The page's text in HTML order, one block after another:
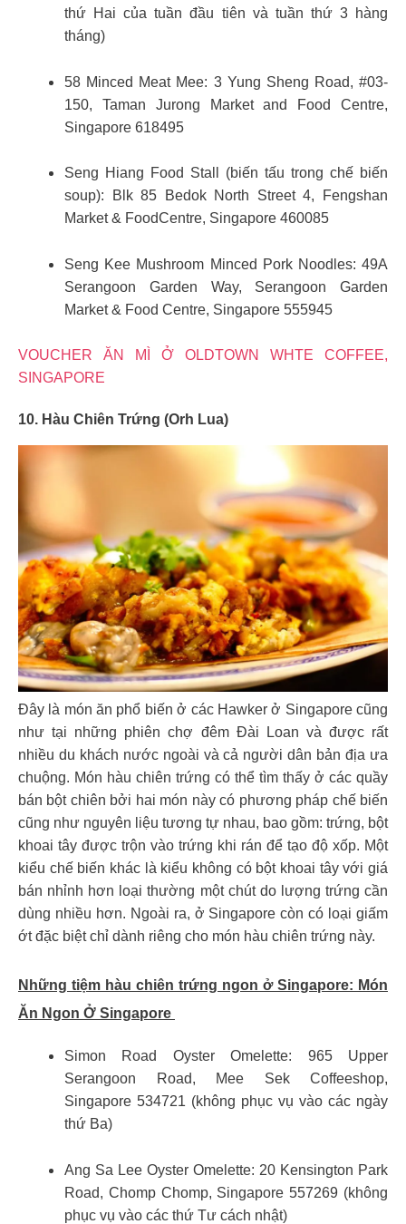
thứ Hai của tuần đầu tiên và tuần thứ 3 hàng
tháng)
58 Minced Meat Mee: 3 Yung Sheng Road, #03-
150, Taman Jurong Market and Food Centre,
Singapore 618495
Seng Hiang Food Stall (biến tấu trong chế biến
soup): Blk 85 Bedok North Street 4, Fengshan
Market & FoodCentre, Singapore 460085
Seng Kee Mushroom Minced Pork Noodles: 49A
Serangoon Garden Way, Serangoon Garden
Market & Food Centre, Singapore 555945
VOUCHER ĂN MÌ Ở OLDTOWN WHTE COFFEE,
SINGAPORE
10. Hàu Chiên Trứng (Orh Lua)
Đây là món ăn phổ biến ở các Hawker ở Singapore cũng
như tại những phiên chợ đêm Đài Loan và được rất
nhiều du khách nước ngoài và cả người dân bản địa ưa
chuộng. Món hàu chiên trứng có thể tìm thấy ở các quầy
bán bột chiên bởi hai món này có phương pháp chế biến
cũng như nguyên liệu tương tự nhau, bao gồm: trứng, bột
khoai tây được trộn vào trứng khi rán để tạo độ xốp. Một
kiểu chế biến khác là kiểu không có bột khoai tây với giá
bán nhỉnh hơn loại thường một chút do lượng trứng cần
dùng nhiều hơn. Ngoài ra, ở Singapore còn có loại giấm
ớt đặc biệt chỉ dành riêng cho món hàu chiên trứng này.
Những tiệm hàu chiên trứng ngon ở Singapore: Món
Ăn Ngon Ở Singapore
Simon Road Oyster Omelette: 965 Upper
Serangoon Road, Mee Sek Coffeeshop,
Singapore 534721 (không phục vụ vào các ngày
thứ Ba)
Ang Sa Lee Oyster Omelette: 20 Kensington Park
Road, Chomp Chomp, Singapore 557269 (không
phục vụ vào các thứ Tư cách nhật)